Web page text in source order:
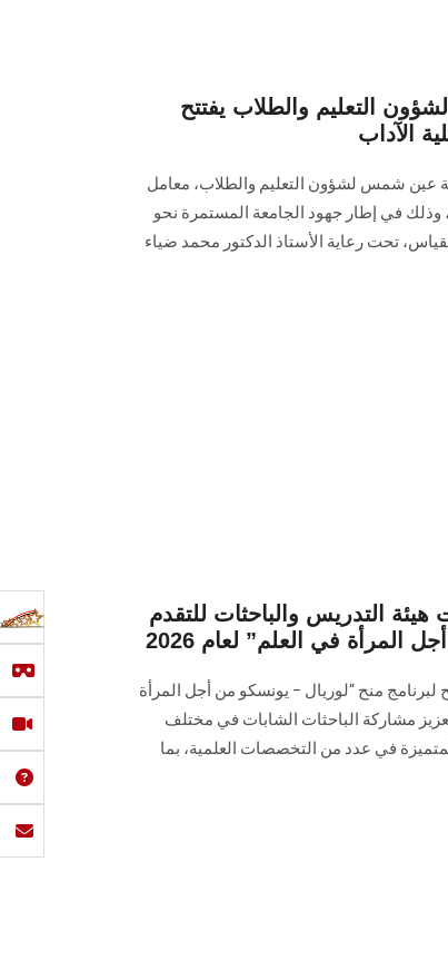
التعليم والطلاب يفتتح
الآداب
عين شمس لشؤون التعليم والطلاب، معامل
وذلك في إطار جهود الجامعة المستمرة نحو
تحت رعاية الأستاذ الدكتور محمد ضياء
التدريس والباحثات للتقدم
المرأة في العلم” لعام 2026
منح “لوريال – يونسكو من أجل المرأة
إلى تعزيز مشاركة الباحثات الشابات في مختلف
في عدد من التخصصات العلمية، بما